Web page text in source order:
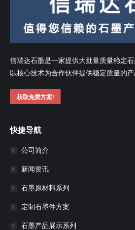
信瑞达石墨是一家提供大批量质量稳定
以核心技术为合作伙伴提供稳定质量的产
获取免费方案!
快捷导航
公司简介
新闻资讯
石墨原材料系列
定制石墨件方案
石墨产品展示系列